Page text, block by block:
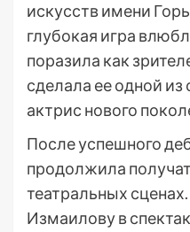
искусств имени
глубокая игра
поразила как
сделала ее одной
актрис нового
После успешного
продолжила
театральных
Измаилову в